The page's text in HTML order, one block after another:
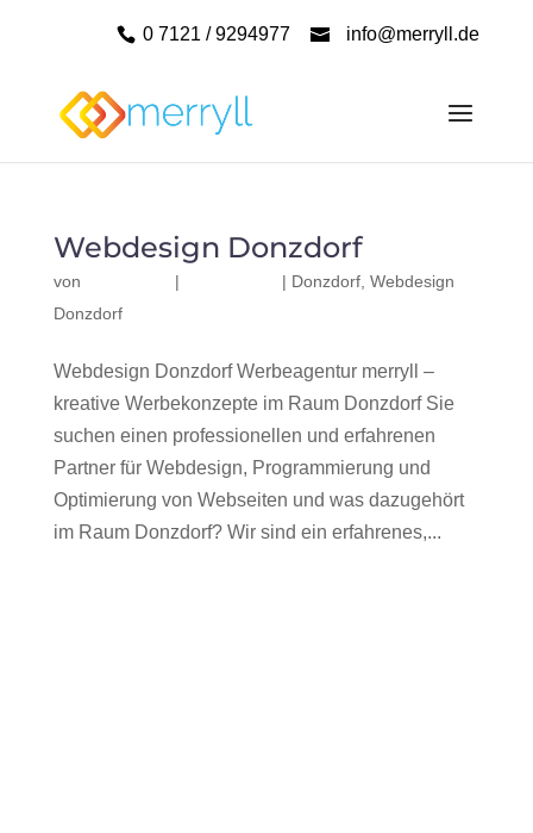
0 7121 / 9294977 info@merryll.de
Webdesign Donzdorf
von | | Donzdorf, Webdesign
Donzdorf
Webdesign Donzdorf Werbeagentur merryll –
kreative Werbekonzepte im Raum Donzdorf Sie
suchen einen professionellen und erfahrenen
Partner für Webdesign, Programmierung und
Optimierung von Webseiten und was dazugehört
im Raum Donzdorf? Wir sind ein erfahrenes,...